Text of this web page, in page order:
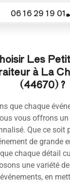
06 16 29 19 01
Les
à La
(44670) ?
que chaque
vous offrons
Que ce soit
de grande
que chaque détail
une variété
en